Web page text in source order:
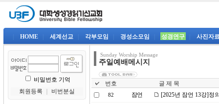
HOME 세계선교 각부모임 경성소모임 성경연구 사진자
비밀번호 기억
회원등록
비번분실
Sunday Worship Message
주일예배메시지
번호 글 제 목
82 잠언 [2025년 잠언 13강]정